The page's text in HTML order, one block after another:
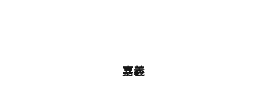
嘉義